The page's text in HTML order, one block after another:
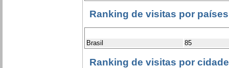
Ranking de visitas por países
Brasil 85
Ranking de visitas por